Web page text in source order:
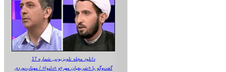
دانلود مجله تلویزیونی شماره 17
گفت‌وگو با «شریفیان مهر»‌و «دلنوا» / مهتاب‌نوردی